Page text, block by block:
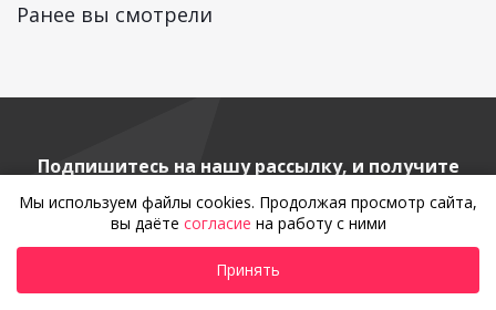
Ранее вы смотрели
Подпишитесь на нашу рассылку, и получите
курс грамотного клиента!
Мы используем файлы cookies. Продолжая просмотр сайта,
вы даёте согласие на работу с ними
Принять